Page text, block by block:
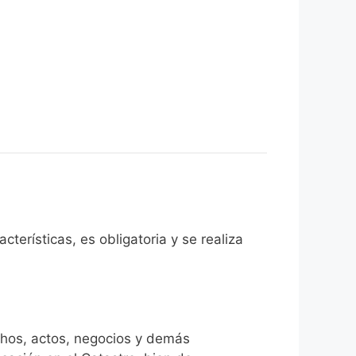
es obligatoria y se realiza
actos, negocios y demás